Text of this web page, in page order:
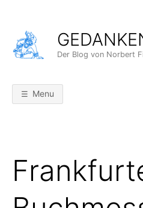
content
Der Blog von Norbert
Menu